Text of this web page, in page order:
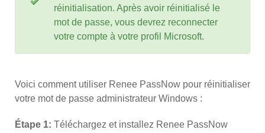
réinitialisation. Après avoir réinitialisé le
mot de passe, vous devrez reconnecter
votre compte à votre profil Microsoft.
Voici comment utiliser Renee PassNow pour réinitialiser
votre mot de passe administrateur Windows :
Étape 1: Téléchargez et installez Renee PassNow